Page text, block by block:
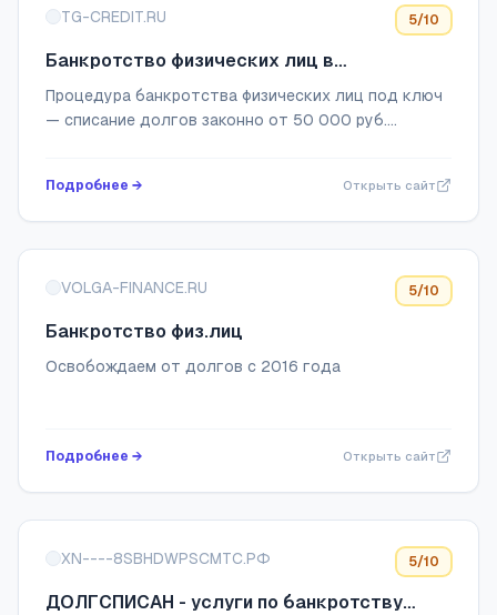
TG-CREDIT.RU 5/10
Банкротство физических лиц в
Набережных Челнах и Татарстане
Процедура банкротства физических лиц под ключ
— списание долгов законно от 50 000 руб.
Подробнее → Открыть сайт
VOLGA-FINANCE.RU 5/10
Банкротство физ.лиц
Освобождаем от долгов с 2016 года
Подробнее → Открыть сайт
XN----8SBHDWPSCMTC.РФ 5/10
ДОЛГСПИСАН - услуги по банкротству